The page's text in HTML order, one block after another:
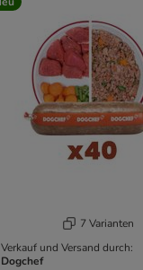
7 Varianten
Verkauf und Versand durch:
Dogchef